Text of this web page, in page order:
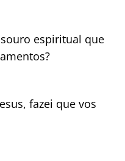
espiritual que
fazei que vos